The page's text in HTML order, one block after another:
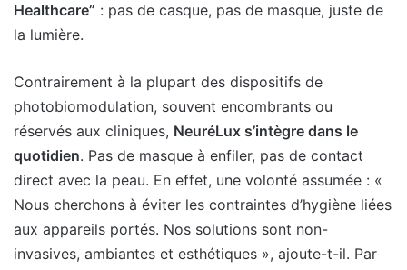
Healthcare” : pas de casque, pas de masque, juste de
la lumière.
Contrairement à la plupart des dispositifs de
photobiomodulation, souvent encombrants ou
réservés aux cliniques, NeuréLux s’intègre dans le
quotidien. Pas de masque à enfiler, pas de contact
direct avec la peau. En effet, une volonté assumée : «
Nous cherchons à éviter les contraintes d’hygiène liées
aux appareils portés. Nos solutions sont non-
invasives, ambiantes et esthétiques », ajoute-t-il. Par